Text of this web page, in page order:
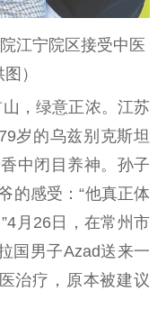
策法规
研究阐释
江宁院区接受中医
）
，绿意正浓。江苏
岁的乌兹别克斯坦
中闭目养神。孙子
的感受：“他真正体
月26日，在常州市
国男子Azad送来一
治疗，原本被建议